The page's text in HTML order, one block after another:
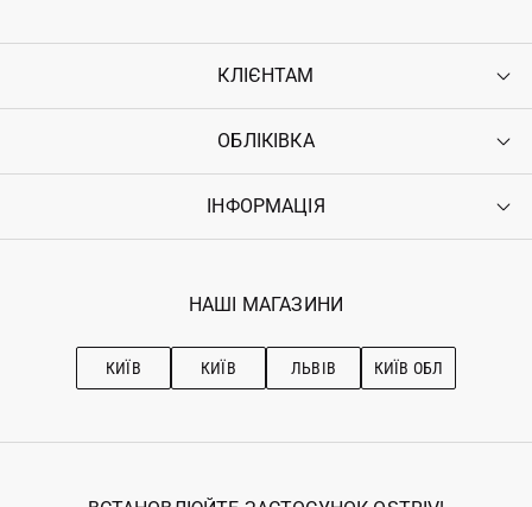
КЛІЄНТАМ
Контакти
Повернення
Гарантія
ОБЛІКІВКА
Увійти
Ostriv Club+
ІНФОРМАЦІЯ
Наші магазини
Рекомендації з догляду
НАШІ МАГАЗИНИ
КИЇВ КИЇВ ЛЬВІВ КИЇВ ОБЛ